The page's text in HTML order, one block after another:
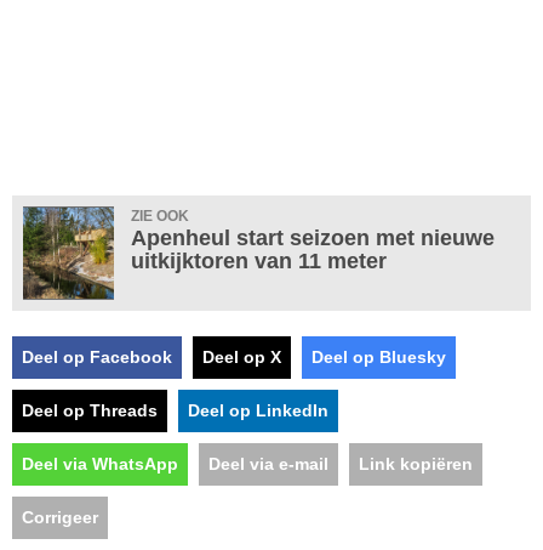
ZIE OOK
Apenheul start seizoen met nieuwe
uitkijktoren van 11 meter
Deel op Facebook Deel op X Deel op Bluesky
Deel op Threads Deel op LinkedIn
Deel via WhatsApp Deel via e-mail Link kopiëren
Corrigeer